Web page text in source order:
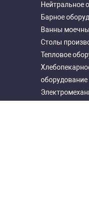
Нейтральное
Барное
Ванны
Столы
Тепловое
оборудование